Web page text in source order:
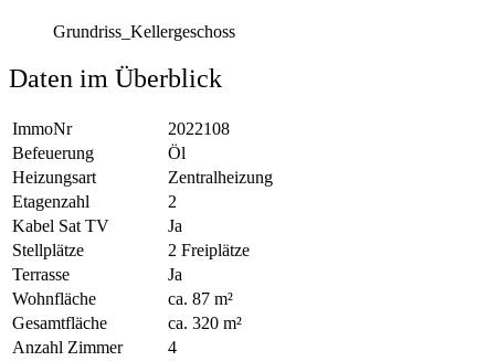
Grundriss_Kellergeschoss
Daten im Überblick
ImmoNr
2022108
Befeuerung
Öl
Heizungsart
Zentralheizung
Etagenzahl
2
Kabel Sat TV
Ja
Stellplätze
2 Freiplätze
Terrasse
Ja
Wohnfläche
ca. 87 m²
Gesamtfläche
ca. 320 m²
Anzahl Zimmer
4